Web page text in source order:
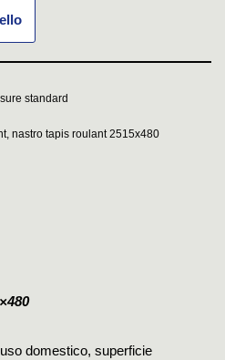
standard
, nastro tapis roulant 2515x480
domestico, superficie